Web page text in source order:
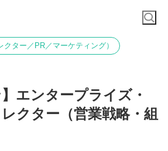
クター／PR／マーケティング）
】エンタープライズ・
クター（営業戦略・組